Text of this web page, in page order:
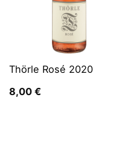
Thörle Rosé 2020
8,00 €